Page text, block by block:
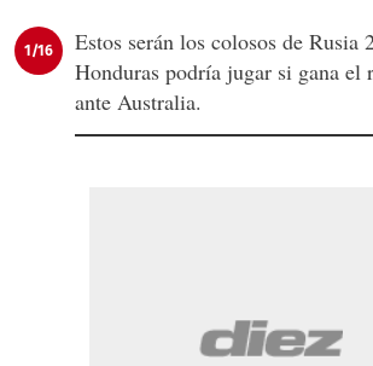
1/16
Estos serán los colosos de Rusia
Honduras podría jugar si gana el
ante Australia.